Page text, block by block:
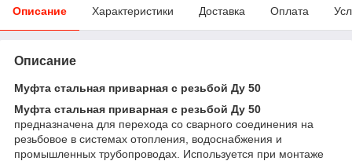
Описание Характеристики Доставка Оплата
Описание
Муфта стальная приварная с резьбой Ду 50
Муфта стальная приварная с резьбой Ду 50
предназначена для перехода со сварного соединения на
резьбовое в системах отопления, водоснабжения и
промышленных трубопроводах. Используется при монтаже